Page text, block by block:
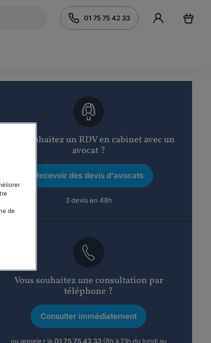
01 75 75 42 33
Vous souhaitez un RDV en cabinet avec un
avocat ?
Recevoir des devis d'avocats
3 devis en 48h
Vous souhaitez une consultation par
téléphone ?
Consulter immédiatement
ou appelez le 01 75 75 42 33(8h à 21h du lundi au
de